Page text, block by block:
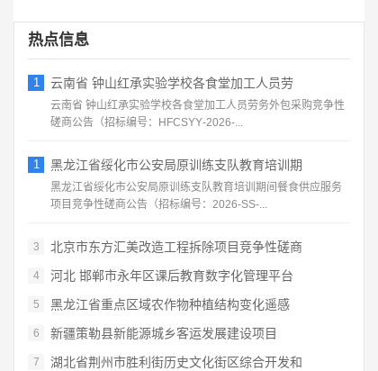
热点信息
1 云南省 钟山红承实验学校各食堂加工人员劳
云南省 钟山红承实验学校各食堂加工人员劳务外包采购竞争性
磋商公告（招标编号：HFCSYY‑2026‑...
1 黑龙江省绥化市公安局原训练支队教育培训期
黑龙江省绥化市公安局原训练支队教育培训期间餐食供应服务
项目竞争性磋商公告（招标编号：2026‑SS‑...
3 北京市东方汇美改造工程拆除项目竞争性磋商
4 河北 邯郸市永年区课后教育数字化管理平台
5 黑龙江省重点区域农作物种植结构变化遥感
6 新疆策勒县新能源城乡客运发展建设项目
7 湖北省荆州市胜利街历史文化街区综合开发和